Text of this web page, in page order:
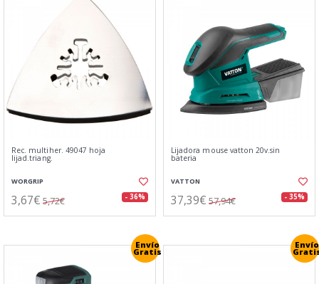
Rec. multiher. 49047 hoja
lijad.triang.
WORGRIP
3,67€ 5,72€ - 36%
Lijadora mouse vatton 20v.sin
bateria
VATTON
37,39€ 57,94€ - 35%
Envío
Gratis
Envío